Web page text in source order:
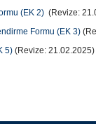
(EK 2) (Revize:
Formu (EK 3)
5) (Revize: 21.02.2025)